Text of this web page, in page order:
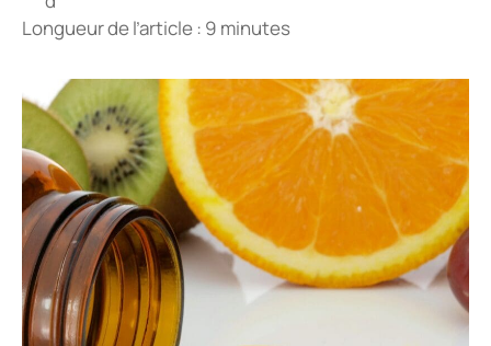
Longueur de l’article : 9 minutes